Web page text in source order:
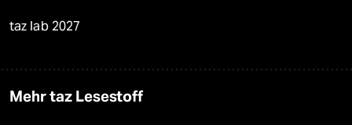
taz lab 2027
Mehr taz Lesestoff